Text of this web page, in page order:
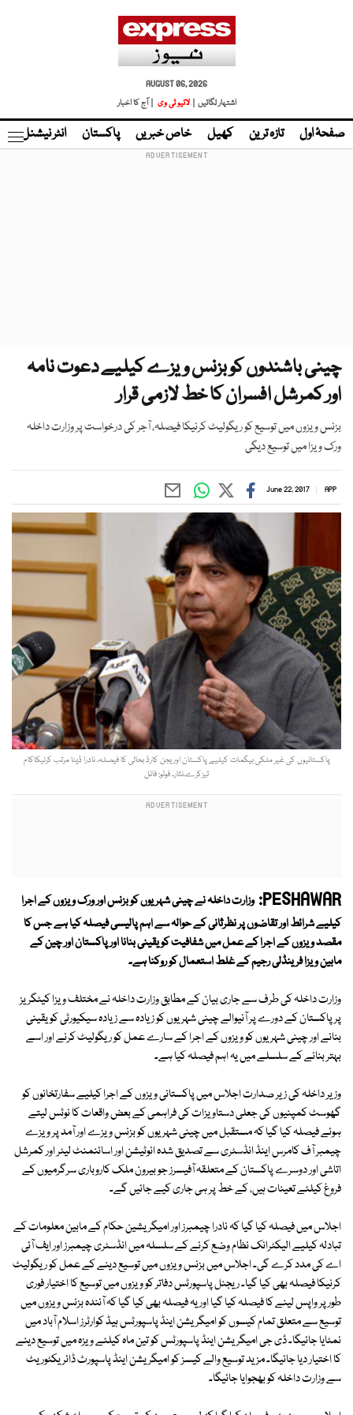
AUGUST 06, 2026
اشتہار لگائیں |
لائیو ٹی وی | آج کا اخبار
صفحۂ اول تازہ ترین کھیل خاص خبریں پاکستان انٹر نیشنل
چینی باشندوں کو بزنس ویزے کیلیے دعوت نامہ
اور کمرشل افسران کا خط لازمی قرار
بزنس ویزوں میں توسیع کو ریگولیٹ کرنیکا فیصلہ، آجر کی درخواست پر وزارت داخلہ
ورک ویزا میں توسیع دیگی
APP
June 22, 2017
پاکستانیوں کی غیر ملکی بیگمات کیلیے پاکستان اوریجن کارڈ بحالی کا فیصلہ، نادرا ڈیٹا مرتب کرنیکاکام
تیزکرے،نثار۔ فوٹو: فائل
PESHAWAR: وزارت داخلہ نے چینی شہریوں کو بزنس اور ورک ویزوں کے اجرا
کیلیے شرائط اور تقاضوں پر نظرثانی کے حوالہ سے اہم پالیسی فیصلہ کیا ہے جس کا
مقصد ویزوں کے اجرا کے عمل میں شفافیت کو یقینی بنانا اور پاکستان اور چین کے
مابین ویزا فرینڈلی رجیم کے غلط استعمال کو روکنا ہے۔
وزارت داخلہ کی طرف سے جاری بیان کے مطابق وزارت داخلہ نے مختلف ویزا کیٹگریز
پر پاکستان کے دورے پر آنیوالے چینی شہریوں کو زیادہ سے زیادہ سیکیورٹی کو یقینی
بنانے اور چینی شہریوں کو ویزوں کے اجرا کے سارے عمل کو ریگولیٹ کرنے اور اسے
بہتر بنانے کے سلسلے میں یہ اہم فیصلہ کیا ہے۔
وزیر داخلہ کی زیر صدارت اجلاس میں پاکستانی ویزوں کے اجرا کیلیے سفارتخانوں کو
گھوسٹ کمپنیوں کی جعلی دستاویزات کی فراہمی کے بعض واقعات کا نوٹس لیتے
ہوئے فیصلہ کیا گیا کہ مستقبل میں چینی شہریوں کو بزنس ویزے اور آمد پر ویزے
چیمبر آف کامرس اینڈ انڈسٹری سے تصدیق شدہ انوٹیشن اور اسائنمنٹ لیٹر اور کمرشل
اتاشی اور دوسرے پاکستان کے متعلقہ آفیسرز جو بیرون ملک کاروباری سرگرمیوں کے
فروغ کیلئے تعینات ہیں، کے خط پر ہی جاری کیے جائیں گے۔
اجلاس میں فیصلہ کیا گیا کہ نادرا چیمبرز اور امیگریشین حکام کے مابین معلومات کے
تبادلہ کیلیے الیکٹرانک نظام وضع کرنے کے سلسلہ میں انڈسٹری چیمبرز اور ایف آئی
اے کی مدد کرے گی۔ اجلاس میں بزنس ویزوں میں توسیع دینے کے عمل کو ریگولیٹ
کرنیکا فیصلہ بھی کیا گیا۔ ریجنل پاسپورٹس دفاتر کو ویزوں میں توسیع کا اختیار فوری
طور پر واپس لینے کا فیصلہ کیا گیا اور یہ فیصلہ بھی کیا گیا کہ آئندہ بزنس ویزوں میں
توسیع سے متعلق تمام کیسوں کو امیگریشن اینڈ پاسپورٹس ہیڈ کوارٹرز اسلام آباد میں
نمٹایا جائیگا۔ ڈی جی امیگریشن اینڈ پاسپورٹس کو تین ماہ کیلئے ویزہ میں توسیع دینے
کا اختیار دیا جائیگا۔ مزید توسیع والے کیسز کو امیگریشن اینڈ پاسپورٹ ڈائریکٹوریٹ
سے وزارت داخلہ کو بھجوایا جائیگا۔